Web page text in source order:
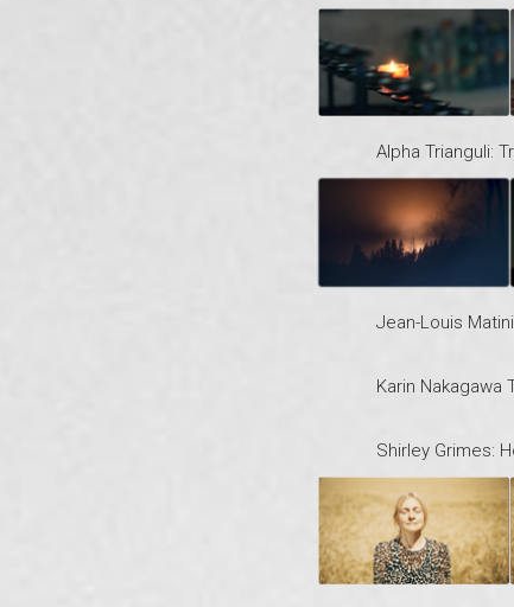
Alpha Trianguli:
Jean-Louis
Karin Nakagawa
Shirley Grimes: